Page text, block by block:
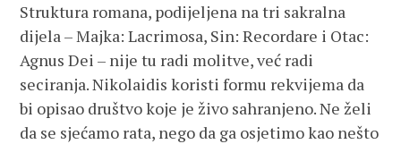
Struktura romana, podijeljena na tri sakralna
dijela – Majka: Lacrimosa, Sin: Recordare i Otac:
Agnus Dei – nije tu radi molitve, već radi
seciranja. Nikolaidis koristi formu rekvijema da
bi opisao društvo koje je živo sahranjeno. Ne želi
da se sjećamo rata, nego da ga osjetimo kao nešto